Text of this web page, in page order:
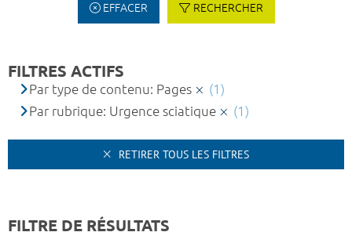
EFFACER RECHERCHER
FILTRES ACTIFS
Par type de contenu: Pages
(1)
Par rubrique: Urgence sciatique
(1)
RETIRER TOUS LES FILTRES
FILTRE DE RÉSULTATS